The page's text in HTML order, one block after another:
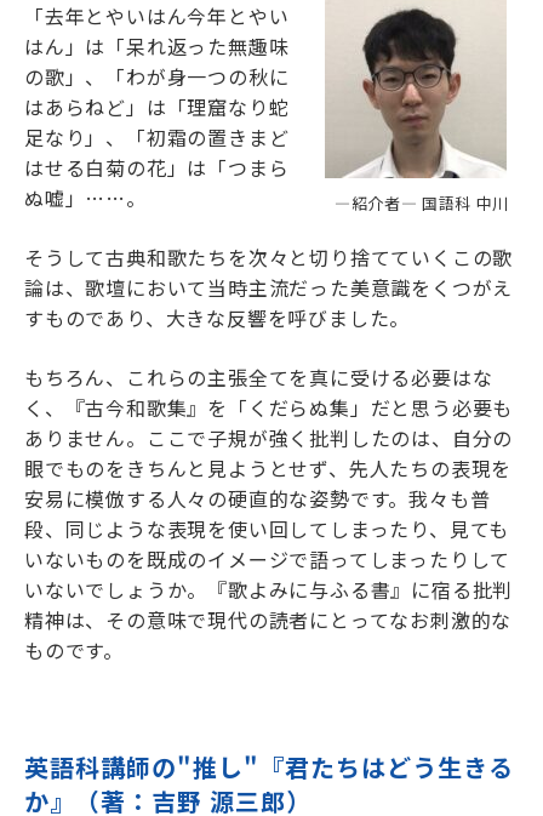
―紹介者― 国語科 中川
「去年とやいはん今年とやい
はん」は「呆れ返った無趣味
の歌」、「わが身一つの秋に
はあらねど」は「理窟なり蛇
足なり」、「初霜の置きまど
はせる白菊の花」は「つまら
ぬ嘘」……。
そうして古典和歌たちを次々と切り捨てていくこの歌
論は、歌壇において当時主流だった美意識をくつがえ
すものであり、大きな反響を呼びました。
もちろん、これらの主張全てを真に受ける必要はな
く、『古今和歌集』を「くだらぬ集」だと思う必要も
ありません。ここで子規が強く批判したのは、自分の
眼でものをきちんと見ようとせず、先人たちの表現を
安易に模倣する人々の硬直的な姿勢です。我々も普
段、同じような表現を使い回してしまったり、見ても
いないものを既成のイメージで語ってしまったりして
いないでしょうか。『歌よみに与ふる書』に宿る批判
精神は、その意味で現代の読者にとってなお刺激的な
ものです。
英語科講師の"推し"『君たちはどう生きる
か』（著：吉野 源三郎）